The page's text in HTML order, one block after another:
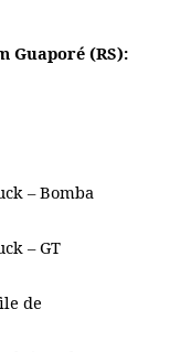
Guaporé (RS):
– Bomba
– GT
de